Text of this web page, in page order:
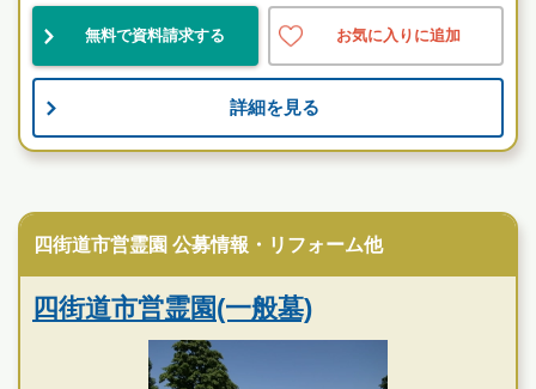
現地を見学して実際の雰囲気をお確かめください
霊園墓地のプロフェッショナルが無料でご案内いたしま
無料で資料請求する お気に入りに追加
詳細を見る
四街道市営霊園 公募情報・リフォーム他
四街道市営霊園(一般墓)